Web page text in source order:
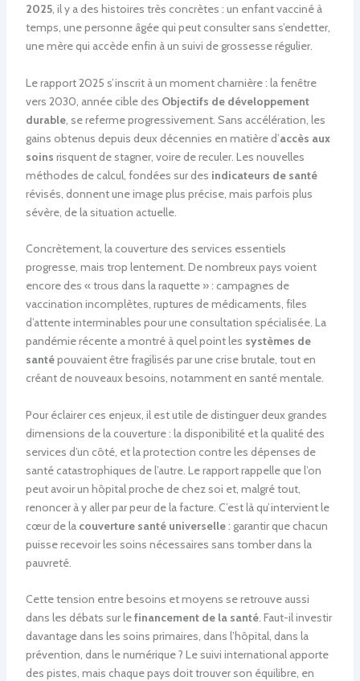
2025, il y a des histoires très concrètes : un enfant vacciné à
temps, une personne âgée qui peut consulter sans s’endetter,
une mère qui accède enfin à un suivi de grossesse régulier.
Le rapport 2025 s’inscrit à un moment charnière : la fenêtre
vers 2030, année cible des Objectifs de développement
durable, se referme progressivement. Sans accélération, les
gains obtenus depuis deux décennies en matière d’accès aux
soins risquent de stagner, voire de reculer. Les nouvelles
méthodes de calcul, fondées sur des indicateurs de santé
révisés, donnent une image plus précise, mais parfois plus
sévère, de la situation actuelle.
Concrètement, la couverture des services essentiels
progresse, mais trop lentement. De nombreux pays voient
encore des « trous dans la raquette » : campagnes de
vaccination incomplètes, ruptures de médicaments, files
d’attente interminables pour une consultation spécialisée. La
pandémie récente a montré à quel point les systèmes de
santépouvaient être fragilisés par une crise brutale, tout en
créant de nouveaux besoins, notamment en santé mentale.
Pour éclairer ces enjeux, il est utile de distinguer deux grandes
dimensions de la couverture : la disponibilité et la qualité des
services d’un côté, et la protection contre les dépenses de
santé catastrophiques de l’autre. Le rapport rappelle que l’on
peut avoir un hôpital proche de chez soi et, malgré tout,
renoncer à y aller par peur de la facture. C’est là qu’intervient le
cœur de la couverture santé universelle: garantir que chacun
puisse recevoir les soins nécessaires sans tomber dans la
pauvreté.
Cette tension entre besoins et moyens se retrouve aussi
dans les débats sur lefinancement de la santé. Faut-il investir
davantage dans les soins primaires, dans l’hôpital, dans la
prévention, dans le numérique ? Le suivi international apporte
des pistes, mais chaque pays doit trouver son équilibre, en